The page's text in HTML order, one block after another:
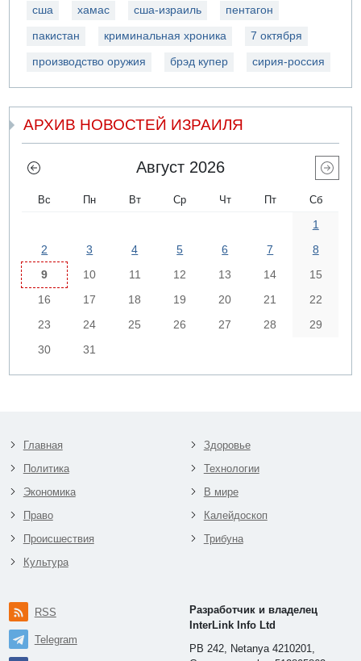
сша хамас сша-израиль пентагон
пакистан криминальная хроника 7 октября
производство оружия брэд купер сирия-россия
АРХИВ НОВОСТЕЙ ИЗРАИЛЯ
Август 2026
Вс Пн Вт Ср Чт Пт Сб
1
2
3 4 5 6 7
8
9
10 11 12 13 14
15
16
17 18 19 20 21
22
23
24 25 26 27 28
29
30
31
Главная
Политика
Экономика
Право
Происшествия
Культура
Здоровье
Технологии
В мире
Калейдоскоп
Трибуна
RSS
Telegram
Разработчик и владелец
InterLink Info Ltd
PB 242, Netanya 4210201,